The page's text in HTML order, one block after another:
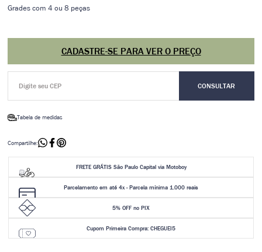
CADASTRE-SE PARA VER O PREÇO
Grades com 4 ou 8 peças
Tabela de medidas
Compartilhe:
FRETE GRÁTIS São Paulo Capital via Motoboy
Parcelamento em até 4x - Parcela mínima 1.000 reais
5% OFF no PIX
Cupom Primeira Compra: CHEGUEI5